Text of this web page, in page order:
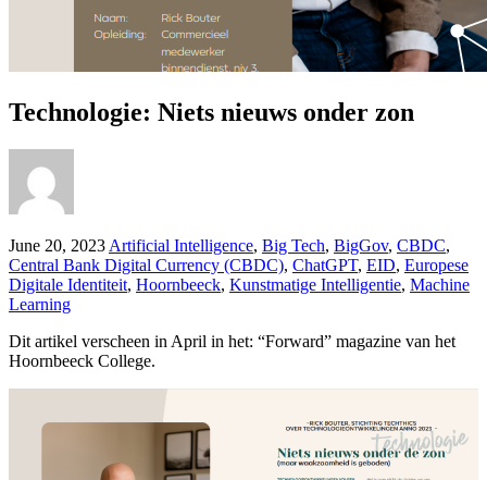
Technologie: Niets nieuws onder zon
June 20, 2023 Artificial Intelligence, Big Tech, BigGov, CBDC,
Central Bank Digital Currency (CBDC), ChatGPT, EID, Europese
Digitale Identiteit, Hoornbeeck, Kunstmatige Intelligentie, Machine
Learning
Dit artikel verscheen in April in het: “Forward” magazine van het
Hoornbeeck College.